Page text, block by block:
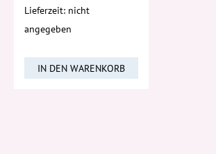
Lieferzeit: nicht
angegeben
IN DEN WARENKORB